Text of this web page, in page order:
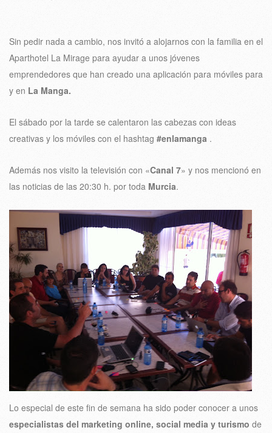
Sin pedir nada a cambio, nos invitó a alojarnos con la familia en el
Aparthotel La Mirage para ayudar a unos jóvenes
emprendedores que han creado una aplicación para móviles para
y en La Manga.
El sábado por la tarde se calentaron las cabezas con ideas
creativas y los móviles con el hashtag #enlamanga .
Además nos visito la televisión con «Canal 7» y nos mencionó en
las noticias de las 20:30 h. por toda Murcia.
Lo especial de este fin de semana ha sido poder conocer a unos
especialistas del marketing online, social media y turismo de